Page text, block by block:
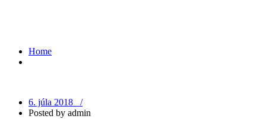
Home
6. júla 2018 /
Posted by admin